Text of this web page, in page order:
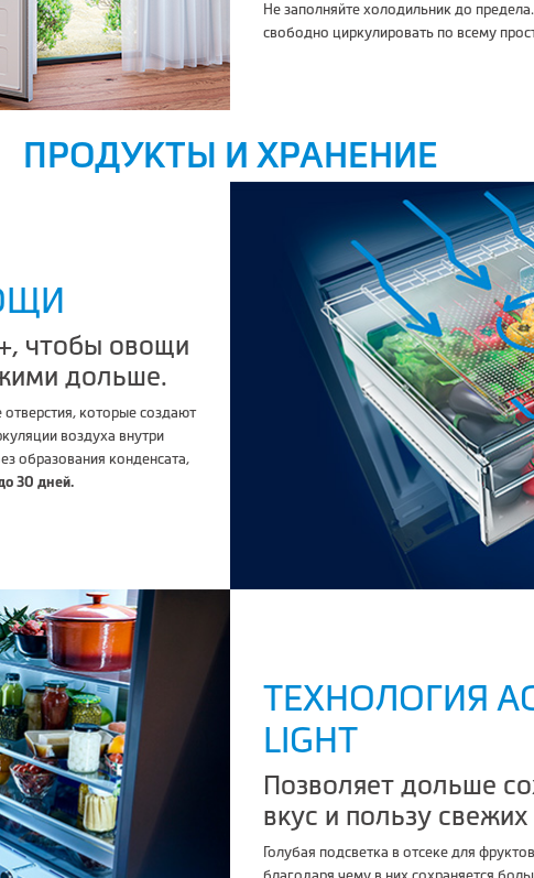
Не заполняйте холодильник до
свободно циркулировать по всему
ПРОДУКТЫ И ХРАНЕНИЕ
чтобы овощи
дольше.
которые создают
воздуха внутри
образования конденсата,
30 дней.
ТЕХНОЛОГИЯ
LIGHT
Позволяет дольше
вкус и пользу
Голубая подсветка в отсеке для